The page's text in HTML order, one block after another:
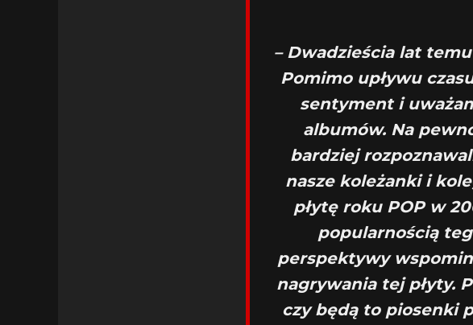
– Dwadzieścia lat temu
Pomimo upływu
sentyment i
albumów. Na
bardziej
nasze koleżanki i
płytę roku POP w
popularnością
perspektywy
nagrywania tej płyty.
czy będą to piosenki